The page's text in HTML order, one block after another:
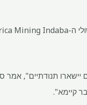
תנודתיים", אמר
קיימא".